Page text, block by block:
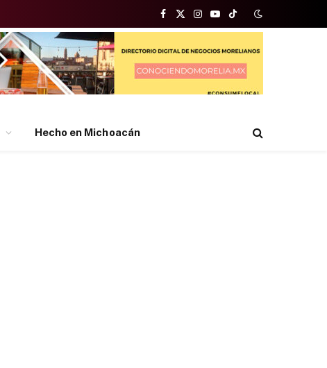
Facebook
X
(Twitter)
Instagram
YouTubeTikTok
Hecho en Michoacán